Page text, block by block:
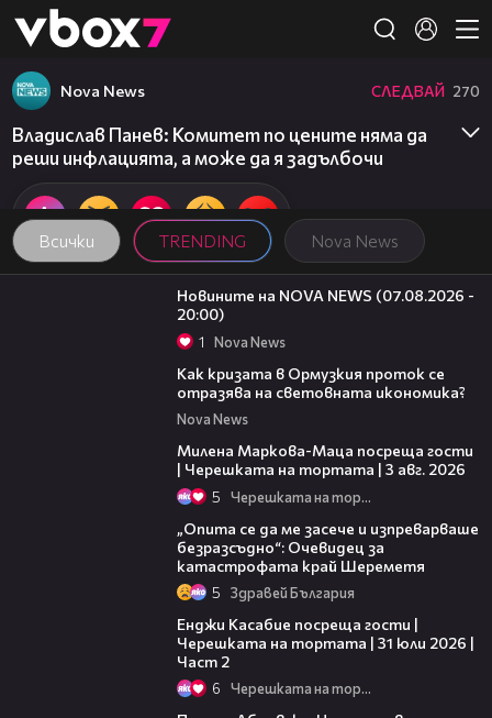
👾
Всички TRENDING Nova News
Nova News СЛЕДВАЙ 270
Владислав Панев: Комитет по цените няма да
реши инфлацията, а може да я задълбочи
22:56
Новините на NOVA NEWS (07.08.2026 -
20:00)
1 Nova News
Как кризата в Ормузкия проток се
отразява на световната икономика?
Nova News
Милена Маркова-Маца посреща гости
| Черешката на тортата | 3 авг. 2026
5 Черешката на тортата
„Опита се да ме засече и изпреварваше
безразсъдно“: Очевидец за
катастрофата край Шереметя
5 Здравей България
Енджи Касабие посреща гости |
Черешката на тортата | 31 юли 2026 |
Част 2
6 Черешката на тортата